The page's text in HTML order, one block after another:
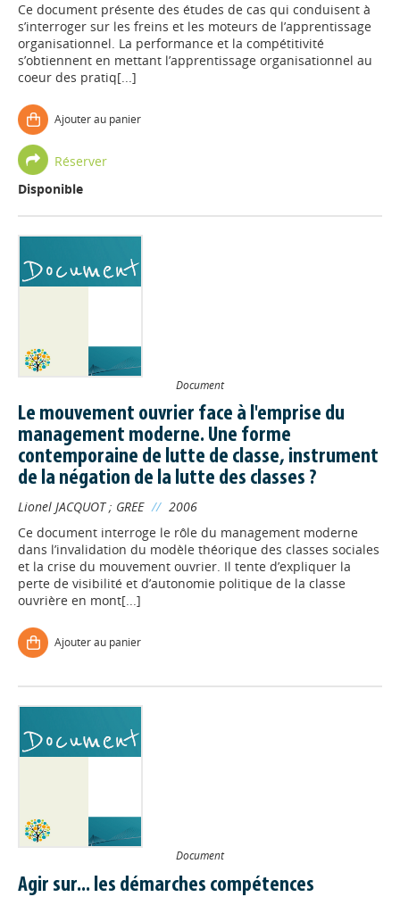
Ce document présente des études de cas qui conduisent à
s’interroger sur les freins et les moteurs de l’apprentissage
organisationnel. La performance et la compétitivité
s’obtiennent en mettant l’apprentissage organisationnel au
coeur des pratiq[...]
Ajouter au panier
Réserver
Disponible
Document
Le mouvement ouvrier face à l'emprise du
management moderne. Une forme
contemporaine de lutte de classe, instrument
de la négation de la lutte des classes ?
Lionel JACQUOT; GREE // 2006
Ce document interroge le rôle du management moderne
dans l’invalidation du modèle théorique des classes sociales
et la crise du mouvement ouvrier. Il tente d’expliquer la
perte de visibilité et d’autonomie politique de la classe
ouvrière en mont[...]
Ajouter au panier
Document
Agir sur... les démarches compétences